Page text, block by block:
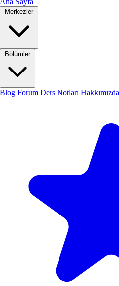
Ana Sayfa
Merkezler
Bölümler
Blog Forum Ders Notları Hakkımızda